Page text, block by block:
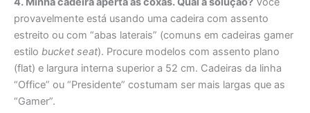
provavelmente está usando uma cadeira com assento
estreito ou com “abas laterais” (comuns em cadeiras gamer
estilo bucket seat). Procure modelos com assento plano
(flat) e largura interna superior a 52 cm. Cadeiras da linha
“Office” ou “Presidente” costumam ser mais largas que as
“Gamer”.